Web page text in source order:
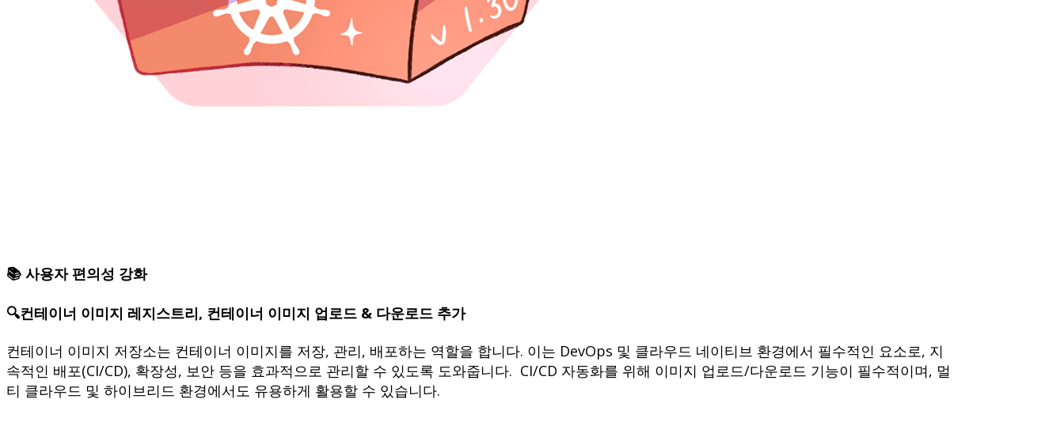
📚 사용자 편의성 강화
🔍컨테이너 이미지 레지스트리, 컨테이너 이미지 업로드 & 다운로드 추가
컨테이너 이미지 저장소는 컨테이너 이미지를 저장, 관리, 배포하는 역할을 합니다. 이는 DevOps 및 클라우드 네이티브 환경에서 필수적인 요소로, 지
속적인 배포(CI/CD), 확장성, 보안 등을 효과적으로 관리할 수 있도록 도와줍니다. CI/CD 자동화를 위해 이미지 업로드/다운로드 기능이 필수적이며, 멀
티 클라우드 및 하이브리드 환경에서도 유용하게 활용할 수 있습니다.